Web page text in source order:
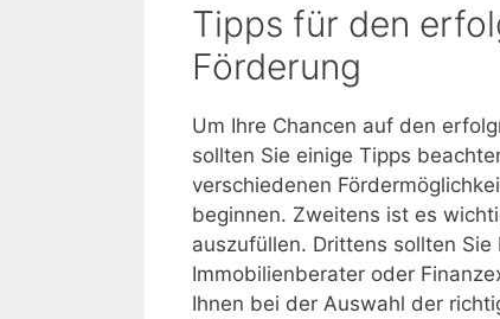
Tipps für den
Förderung
Um Ihre Chancen auf den
sollten Sie einige Tipps
verschiedenen
beginnen. Zweitens ist es
auszufüllen. Drittens sollten
Immobilienberater oder
Ihnen bei der Auswahl der